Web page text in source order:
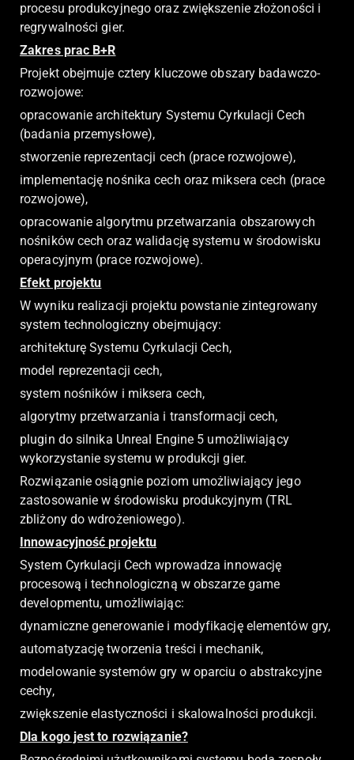
procesu produkcyjnego oraz zwiększenie złożoności i
regrywalności gier.
Zakres prac B+R
Projekt obejmuje cztery kluczowe obszary badawczo-
rozwojowe:
opracowanie architektury Systemu Cyrkulacji Cech
(badania przemysłowe),
stworzenie reprezentacji cech (prace rozwojowe),
implementację nośnika cech oraz miksera cech (prace
rozwojowe),
opracowanie algorytmu przetwarzania obszarowych
nośników cech oraz walidację systemu w środowisku
operacyjnym (prace rozwojowe).
Efekt projektu
W wyniku realizacji projektu powstanie zintegrowany
system technologiczny obejmujący:
architekturę Systemu Cyrkulacji Cech,
model reprezentacji cech,
system nośników i miksera cech,
algorytmy przetwarzania i transformacji cech,
plugin do silnika Unreal Engine 5 umożliwiający
wykorzystanie systemu w produkcji gier.
Rozwiązanie osiągnie poziom umożliwiający jego
zastosowanie w środowisku produkcyjnym (TRL
zbliżony do wdrożeniowego).
Innowacyjność projektu
System Cyrkulacji Cech wprowadza innowację
procesową i technologiczną w obszarze game
developmentu, umożliwiając:
dynamiczne generowanie i modyfikację elementów gry,
automatyzację tworzenia treści i mechanik,
modelowanie systemów gry w oparciu o abstrakcyjne
cechy,
zwiększenie elastyczności i skalowalności produkcji.
Dla kogo jest to rozwiązanie?